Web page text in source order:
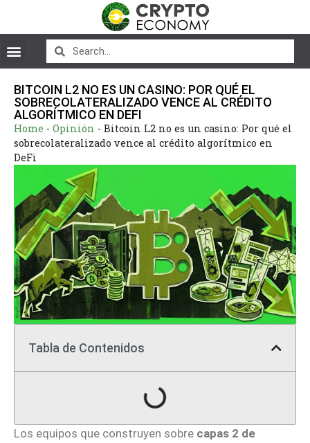
BITCOIN L2 NO ES UN CASINO: POR QUÉ EL
SOBRECOLATERALIZADO VENCE AL CRÉDITO
ALGORÍTMICO EN DEFI
Home - Opinión - Bitcoin L2 no es un casino: Por qué el
sobrecolateralizado vence al crédito algorítmico en
DeFi
Tabla de Contenidos
Los equipos que construyen sobre capas 2 de